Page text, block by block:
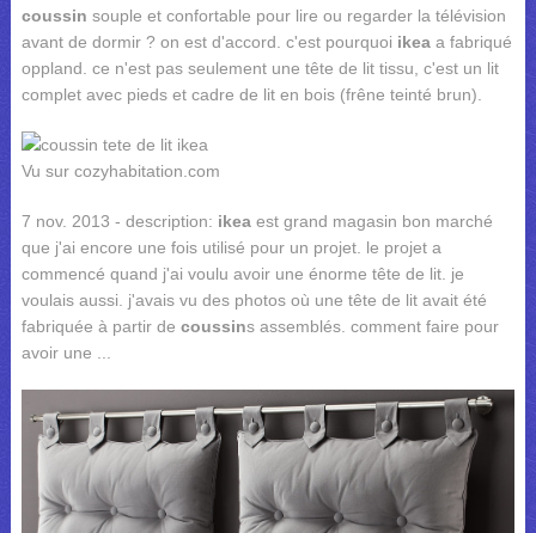
coussin souple et confortable pour lire ou regarder la télévision
avant de dormir ? on est d'accord. c'est pourquoi ikeaa fabriqué
oppland. ce n'est pas seulement une tête de lit tissu, c'est un lit
complet avec pieds et cadre de lit en bois (frêne teinté brun).
Vu sur cozyhabitation.com
7 nov. 2013 - description: ikeaest grand magasin bon marché
que j'ai encore une fois utilisé pour un projet. le projet a
commencé quand j'ai voulu avoir une énorme tête de lit. je
voulais aussi. j'avais vu des photos où une tête de lit avait été
fabriquée à partir de coussins assemblés. comment faire pour
avoir une ...